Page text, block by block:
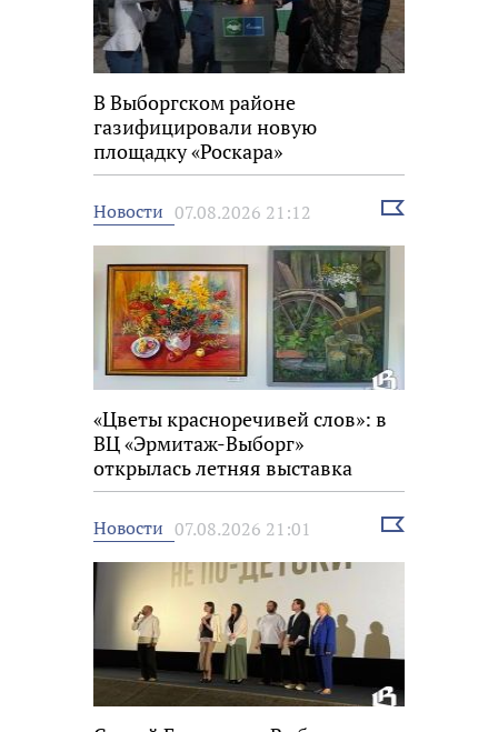
В Выборгском районе
газифицировали новую
площадку «Роскара»
Новости 07.08.2026 21:12
Выбрать
«Цветы красноречивей слов»: в
ВЦ «Эрмитаж-Выборг»
открылась летняя выставка
Новости 07.08.2026 21:01
Выбрать